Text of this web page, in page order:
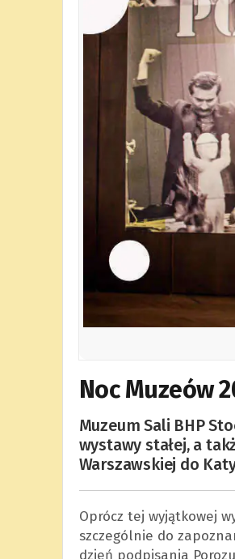
Noc Muzeów
Muzeum Sali BHP
wystawy stałej, a
Warszawskiej do
Oprócz tej wyjątkowej
szczególnie do
dzień podpisania